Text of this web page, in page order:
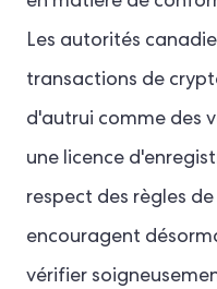
Les autorités
transactions de
d'autrui comme des
une licence
respect des règles
encouragent
vérifier